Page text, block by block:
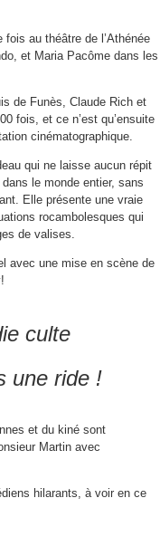
au théâtre de l’Athénée
et Maria Pacôme dans les
de Funès, Claude Rich et
fois, et ce n’est qu’ensuite
cinématographique.
qui ne laisse aucun répit
le monde entier, sans
Elle présente une vraie
rocambolesques qui
de valises.
avec une mise en scène de
culte
une ride !
et du kiné sont
Martin avec
hilarants, à voir en ce